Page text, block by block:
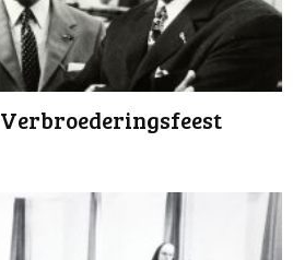
Verbroederingsfeest